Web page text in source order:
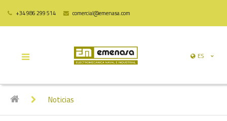
+34 986 299 514 comercial@emenasa.com
ES
Noticias